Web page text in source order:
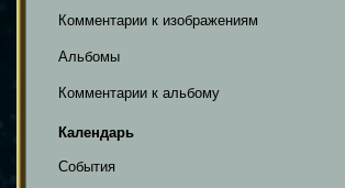
Комментарии к изображениям
Альбомы
Комментарии к альбому
Календарь
События